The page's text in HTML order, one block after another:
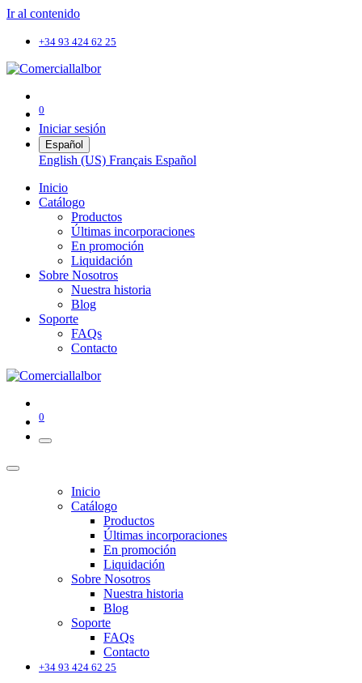
Ir al contenido
+34 93 424 62 25
0
Iniciar sesión
Español
English (US) Français Español
Inicio
Catálogo
Productos
Últimas incorporaciones
En promoción
Liquidación
Sobre Nosotros
Nuestra historia
Blog
Soporte
FAQs
Contacto
0
Inicio
Catálogo
Productos
Últimas incorporaciones
En promoción
Liquidación
Sobre Nosotros
Nuestra historia
Blog
Soporte
FAQs
Contacto
+34 93 424 62 25